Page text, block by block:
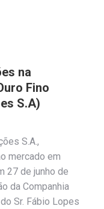
na
Fino
S.A)
S.A.,
mercado em
27 de junho de
da Companhia
Sr. Fábio Lopes